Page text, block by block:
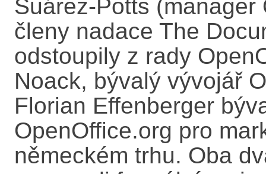
Suárez-Potts
členy nadace The
odstoupily z rady
Noack, bývalý vývojář
Florian Effenberger
OpenOffice.org pro
německém trhu. Oba